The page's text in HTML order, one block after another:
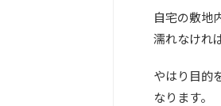
自宅の敷地
濡れなけれ
やはり目的
なります。